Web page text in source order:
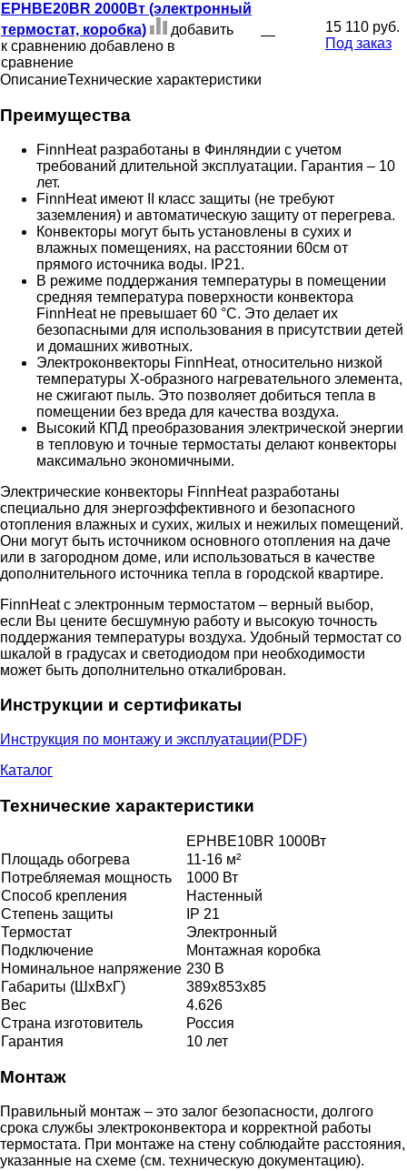
EPHBE20BR 2000Вт (электронный
термостат, коробка)
добавить
к сравнению добавлено в
сравнение
—
15 110 руб.
Под заказ
ОписаниеТехнические характеристики
Преимущества
FinnHeat разработаны в Финляндии с учетом
требований длительной эксплуатации. Гарантия – 10
лет.
FinnHeat имеют II класс защиты (не требуют
заземления) и автоматическую защиту от перегрева.
Конвекторы могут быть установлены в сухих и
влажных помещениях, на расстоянии 60см от
прямого источника воды. IP21.
В режиме поддержания температуры в помещении
средняя температура поверхности конвектора
FinnHeat не превышает 60 °С. Это делает их
безопасными для использования в присутствии детей
и домашних животных.
Электроконвекторы FinnHeat, относительно низкой
температуры Х-образного нагревательного элемента,
не сжигают пыль. Это позволяет добиться тепла в
помещении без вреда для качества воздуха.
Высокий КПД преобразования электрической энергии
в тепловую и точные термостаты делают конвекторы
максимально экономичными.
Электрические конвекторы FinnHeat разработаны
специально для энергоэффективного и безопасного
отопления влажных и сухих, жилых и нежилых помещений.
Они могут быть источником основного отопления на даче
или в загородном доме, или использоваться в качестве
дополнительного источника тепла в городской квартире.
FinnHeat с электронным термостатом – верный выбор,
если Вы цените бесшумную работу и высокую точность
поддержания температуры воздуха. Удобный термостат со
шкалой в градусах и светодиодом при необходимости
может быть дополнительно откалиброван.
Инструкции и сертификаты
Инструкция по монтажу и эксплуатации(PDF)
Каталог
Технические характеристики
EPHBE10BR 1000Вт
Площадь обогрева
11-16 м²
Потребляемая мощность
1000 Вт
Способ крепления
Настенный
Степень защиты
IP 21
Термостат
Электронный
Подключение
Монтажная коробка
Номинальное напряжение 230 В
Габариты (ШхВхГ)
389x853x85
Вес
4.626
Страна изготовитель
Россия
Гарантия
10 лет
Монтаж
Правильный монтаж – это залог безопасности, долгого
срока службы электроконвектора и корректной работы
термостата. При монтаже на стену соблюдайте расстояния,
указанные на схеме (см. техническую документацию).